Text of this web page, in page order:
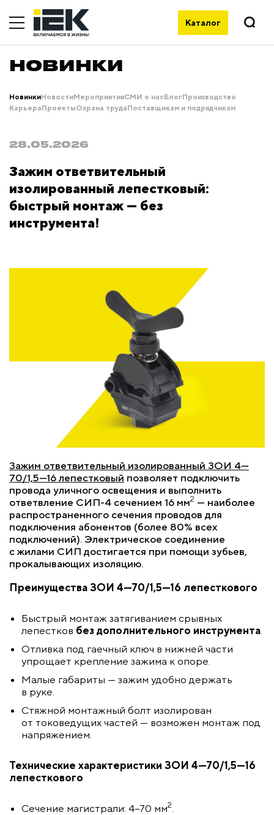
Каталог
НОВИНКИ
НовинкиНовостиМероприятияСМИ о насБлогПроизводство
КарьераПроектыОхрана трудаПоставщикам и подрядчикам
28.05.2026
Зажим ответвительный
изолированный лепестковый:
быстрый монтаж — без
инструмента!
Зажим ответвительный изолированный ЗОИ 4—
70/1,5—16 лепестковый позволяет подключить
провода уличного освещения и выполнить
ответвление СИП-4 сечением 16 мм2 — наиболее
распространенного сечения проводов для
подключения абонентов (более 80% всех
подключений). Электрическое соединение
с жилами СИП достигается при помощи зубьев,
прокалывающих изоляцию.
Преимущества ЗОИ 4—70/1,5—16 лепесткового
Быстрый монтаж затягиванием срывных
лепестков без дополнительного инструмента
Отливка под гаечный ключ в нижней части
упрощает крепление зажима к опоре.
Малые габариты — зажим удобно держать
в руке.
Стяжной монтажный болт изолирован
от токоведущих частей — возможен монтаж под
напряжением.
Технические характеристики ЗОИ 4—70/1,5—16
лепесткового
Сечение магистрали: 4–70 мм2